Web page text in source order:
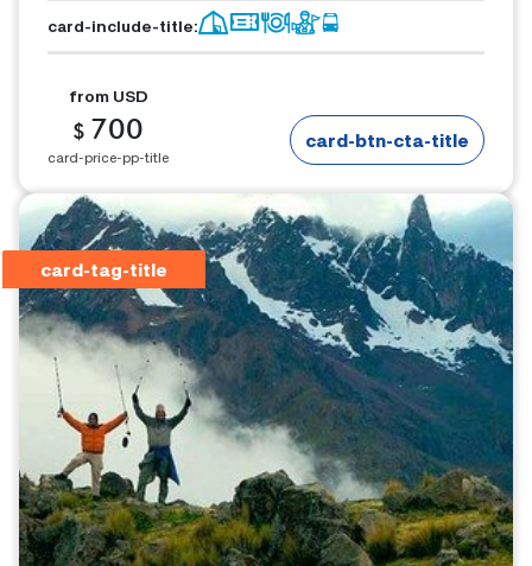
card-include-title:
from USD
$ 700
card-price-pp-title
card-btn-cta-title
card-tag-title